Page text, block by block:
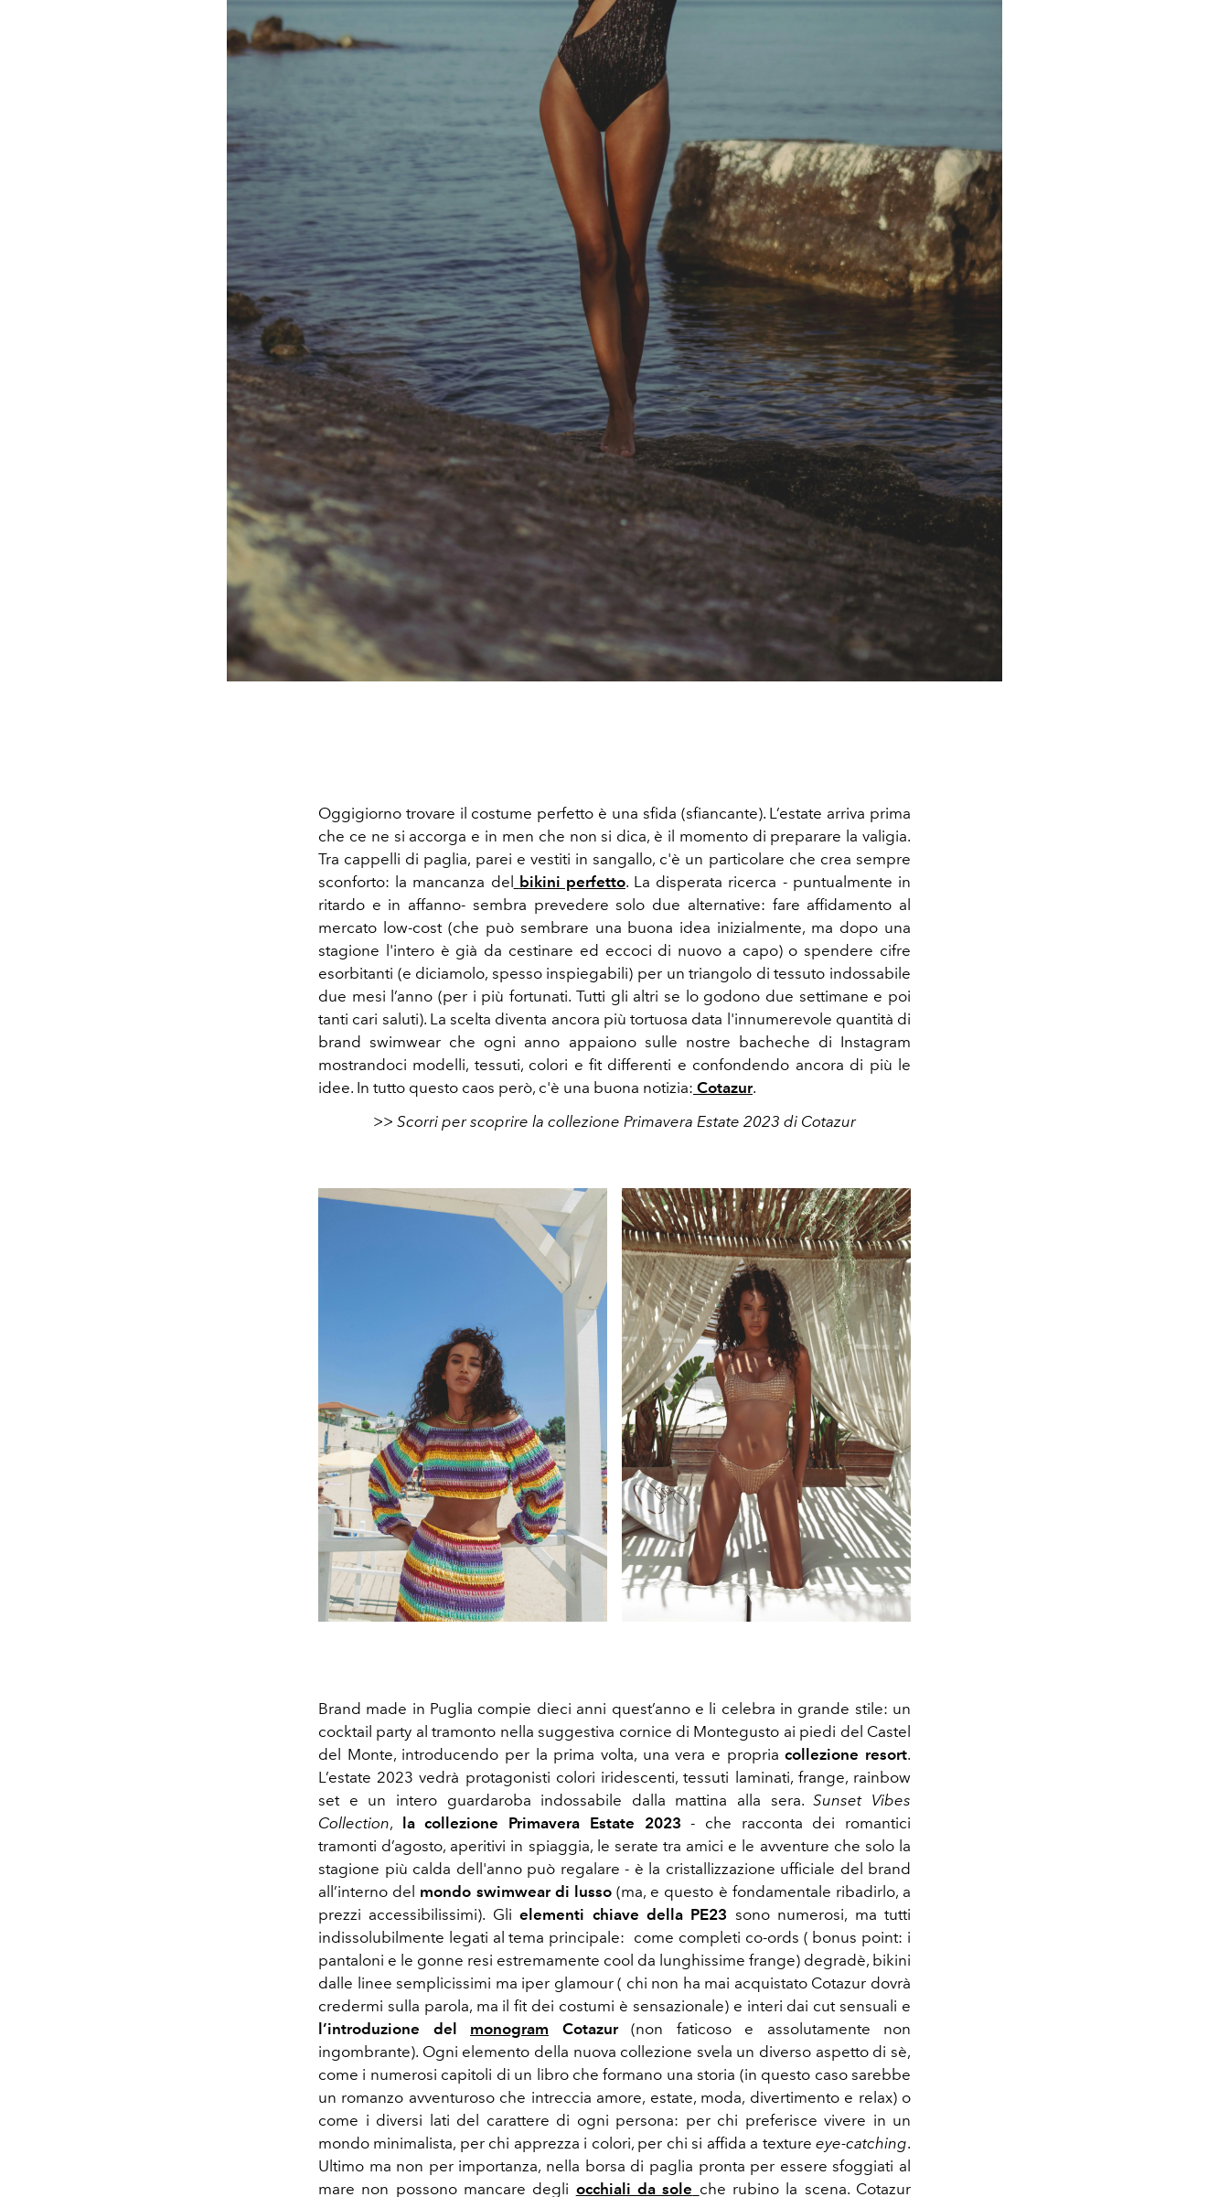
Oggigiorno trovare il costume perfetto è una sfida (sfiancante). L’estate arriva prima
che ce ne si accorga e in men che non si dica, è il momento di preparare la valigia.
Tra cappelli di paglia, parei e vestiti in sangallo, c'è un particolare che crea sempre
sconforto: la mancanza del
bikini perfetto. La disperata ricerca - puntualmente in
ritardo e in affanno- sembra prevedere solo due alternative: fare affidamento al
mercato low-cost (che può sembrare una buona idea inizialmente, ma dopo una
stagione l'intero è già da cestinare ed eccoci di nuovo a capo) o spendere cifre
esorbitanti (e diciamolo, spesso inspiegabili) per un triangolo di tessuto indossabile
due mesi l’anno (per i più fortunati. Tutti gli altri se lo godono due settimane e poi
tanti cari saluti). La scelta diventa ancora più tortuosa data l'innumerevole quantità di
brand swimwear che ogni anno appaiono sulle nostre bacheche di Instagram
mostrandoci modelli, tessuti, colori e fit differenti e confondendo ancora di più le
idee. In tutto questo caos però, c'è una buona notizia: Cotazur.
>> Scorri per scoprire la collezione Primavera Estate 2023 di Cotazur
Brand made in Puglia compie dieci anni quest’anno e li celebra in grande stile: un
cocktail party al tramonto nella suggestiva cornice di Montegusto ai piedi del Castel
del Monte, introducendo per la prima volta, una vera e propriacollezione resort.
L’estate 2023 vedrà protagonisti colori iridescenti, tessuti laminati, frange, rainbow
set e un intero guardaroba indossabile dalla mattina alla sera.Sunset Vibes
Collection, la collezione Primavera Estate 2023 - che racconta dei romantici
tramonti d’agosto, aperitivi in spiaggia, le serate tra amici e le avventure che solo la
stagione più calda dell'anno può regalare - è la cristallizzazione ufficiale del brand
all’interno del mondo swimwear di lusso(ma, e questo è fondamentale ribadirlo, a
prezzi accessibilissimi). Glielementi chiave della PE23 sono numerosi, ma tutti
indissolubilmente legati al tema principale: come completi co-ords ( bonus point: i
pantaloni e le gonne resi estremamente cool da lunghissime frange) degradè, bikini
dalle linee semplicissimi ma iper glamour ( chi non ha mai acquistato Cotazur dovrà
credermi sulla parola, ma il fit dei costumi è sensazionale) e interi dai cut sensuali e
l’introduzione del monogram Cotazur (non faticoso e assolutamente non
ingombrante). Ogni elemento della nuova collezione svela un diverso aspetto di sè,
come i numerosi capitoli di un libro che formano una storia (in questo caso sarebbe
un romanzo avventuroso che intreccia amore, estate, moda, divertimento e relax) o
come i diversi lati del carattere di ogni persona: per chi preferisce vivere in un
mondo minimalista, per chi apprezza i colori, per chi si affida a texture eye-catching.
Ultimo ma non per importanza, nella borsa di paglia pronta per essere sfoggiati al
mare non possono mancare degli occhiali da sole che rubino la scena. Cotazur